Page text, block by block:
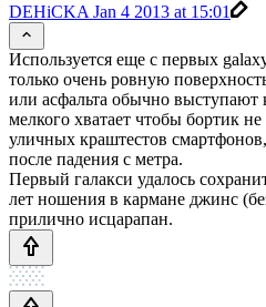
DEHiCKA Jan 4 2013 at 15:01
Используется еще с первых
только очень ровную
или асфальта обычно
мелкого хватает чтобы бортик
уличных краштестов
после падения с метра.
Первый галакси удалось
лет ношения в кармане джинс
прилично исцарапан.